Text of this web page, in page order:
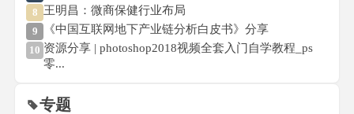
8 王明昌：微商保健行业布局
9 《中国互联网地下产业链分析白皮书》分享
10 资源分享 | photoshop2018视频全套入门自学教程_ps
零...
专题